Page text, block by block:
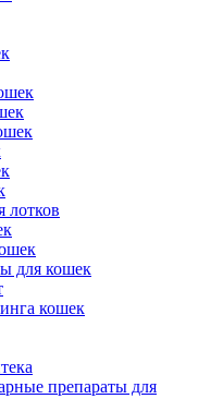
лотков
для кошек
кошек
препараты для